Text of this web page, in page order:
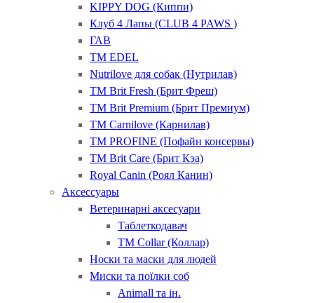
KIPPY DOG (Киппи)
Клуб 4 Лапы (CLUB 4 PAWS )
ГАВ
ТМ EDEL
Nutrilove для собак (Нутрилав)
ТМ Brit Fresh (Брит Фреш)
ТМ Brit Premium (Брит Премиум)
ТМ Carnilove (Карнилав)
ТМ PROFINE (Пофайн консервы)
ТМ Brit Care (Брит Кэа)
Royal Canin (Роял Канин)
Аксессуары
Ветеринарні аксесуари
Таблеткодавач
ТМ Collar (Коллар)
Носки та маски для людей
Миски та поїлки соб
Animall та ін.